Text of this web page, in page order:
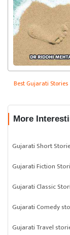
Best Gujarati Stories
More
Gujarati Short
Gujarati Fiction
Gujarati Classic
Gujarati Comedy
Gujarati Travel